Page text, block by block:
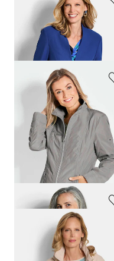
109,95 €
179,95 €
GOLDNER
Modische Übergangsjacke
109,95 € 159,95 €
+ 1
30-Tage-Bestpreis**: 159,95 €
Jersey-Blazer mit Reverskragen
109,95 €